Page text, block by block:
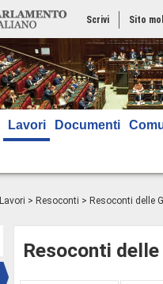
Scrivi Sito
Lavori Documenti
Lavori > Resoconti > Resoconti delle
Resoconti